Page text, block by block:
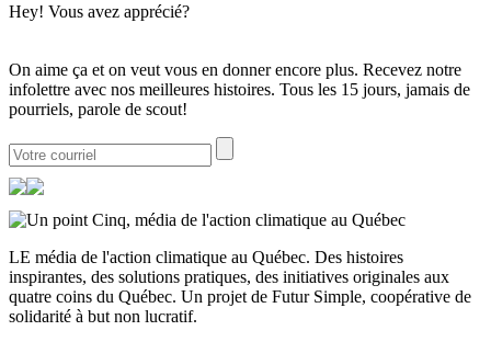
Hey! Vous avez apprécié?
On aime ça et on veut vous en donner encore plus. Recevez notre
infolettre avec nos meilleures histoires. Tous les 15 jours, jamais de
pourriels, parole de scout!
LE média de l'action climatique au Québec. Des histoires
inspirantes, des solutions pratiques, des initiatives originales aux
quatre coins du Québec. Un projet de Futur Simple, coopérative de
solidarité à but non lucratif.